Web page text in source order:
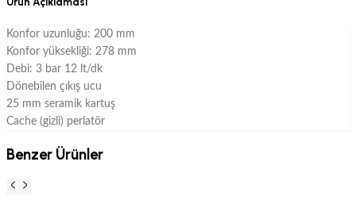
Konfor uzunluğu: 200 mm
Konfor yüksekliği: 278 mm
Debi: 3 bar 12 lt/dk
Dönebilen çıkış ucu
25 mm seramik kartuş
Cache (gizli) perlatör
Benzer Ürünler